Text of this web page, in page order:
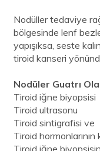
Nodüller tedaviye
bölgesinde lenf
yapışıksa, seste
tiroid kanseri
Nodüler Guatrı
Tiroid iğne biyopsisi
Tiroid ultrasonu
Tiroid sintigrafisi ve
Tiroid hormonlarının
Tiroid iğne